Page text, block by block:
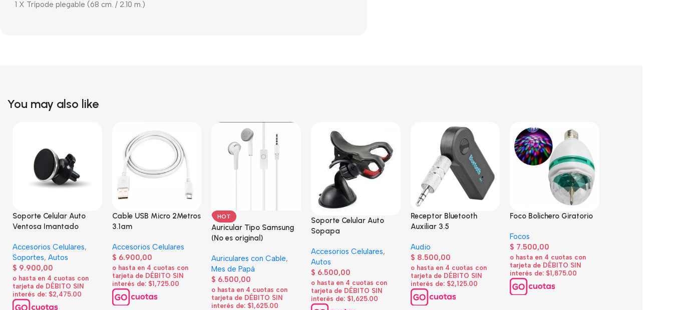
1 X Trípode plegable (68 cm. / 2.10 m.)
You may also like
Soporte Celular Auto
Ventosa Imantado
Accesorios Celulares,
Soportes, Autos
$ 9.900,00
o hasta en 4 cuotas con
tarjeta de DÉBITO SIN
interés de: $2,475.00
Cable USB Micro 2Metros
3.1am
Accesorios Celulares
$ 6.900,00
o hasta en 4 cuotas con
tarjeta de DÉBITO SIN
interés de: $1,725.00
HOT
Auricular Tipo Samsung
(No es original)
Auriculares con Cable,
Mes de Papá
$ 6.500,00
o hasta en 4 cuotas con
tarjeta de DÉBITO SIN
interés de: $1,625.00
Soporte Celular Auto
Sopapa
Accesorios Celulares,
Autos
$ 6.500,00
o hasta en 4 cuotas con
tarjeta de DÉBITO SIN
interés de: $1,625.00
Receptor Bluetooth
Auxiliar 3.5
Audio
$ 8.500,00
o hasta en 4 cuotas con
tarjeta de DÉBITO SIN
interés de: $2,125.00
Foco Bolichero Giratorio
Focos
$ 7.500,00
o hasta en 4 cuotas con
tarjeta de DÉBITO SIN
interés de: $1,875.00